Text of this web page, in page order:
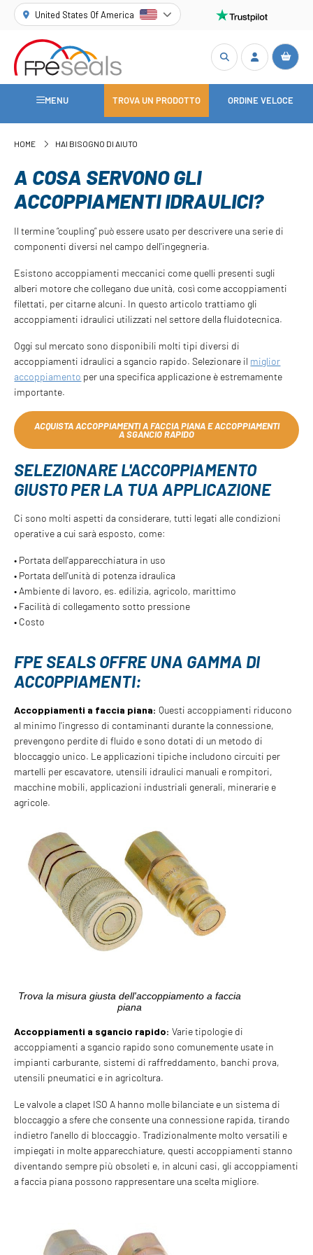
United States Of America
MENU TROVA UN PRODOTTO ORDINE VELOCE
HOME HAI BISOGNO DI AIUTO
A COSA SERVONO GLI
ACCOPPIAMENTI IDRAULICI?
Il termine “coupling” può essere usato per descrivere una serie di
componenti diversi nel campo dell'ingegneria.
Esistono accoppiamenti meccanici come quelli presenti sugli
alberi motore che collegano due unità, così come accoppiamenti
filettati, per citarne alcuni. In questo articolo trattiamo gli
accoppiamenti idraulici utilizzati nel settore della fluidotecnica.
Oggi sul mercato sono disponibili molti tipi diversi di
accoppiamenti idraulici a sgancio rapido. Selezionare il miglior
accoppiamento per una specifica applicazione è estremamente
importante.
ACQUISTA ACCOPPIAMENTI A FACCIA PIANA E ACCOPPIAMENTI
A SGANCIO RAPIDO
SELEZIONARE L'ACCOPPIAMENTO
GIUSTO PER LA TUA APPLICAZIONE
Ci sono molti aspetti da considerare, tutti legati alle condizioni
operative a cui sarà esposto, come:
• Portata dell'apparecchiatura in uso
• Portata dell'unità di potenza idraulica
• Ambiente di lavoro, es. edilizia, agricolo, marittimo
• Facilità di collegamento sotto pressione
• Costo
FPE SEALS OFFRE UNA GAMMA DI
ACCOPPIAMENTI:
Accoppiamenti a faccia piana:Questi accoppiamenti riducono
al minimo l'ingresso di contaminanti durante la connessione,
prevengono perdite di fluido e sono dotati di un metodo di
bloccaggio unico. Le applicazioni tipiche includono circuiti per
martelli per escavatore, utensili idraulici manuali e rompitori,
macchine mobili, applicazioni industriali generali, minerarie e
agricole.
Trova la misura giusta dell'accoppiamento a faccia
piana
Accoppiamenti a sgancio rapido: Varie tipologie di
accoppiamenti a sgancio rapido sono comunemente usate in
impianti carburante, sistemi di raffreddamento, banchi prova,
utensili pneumatici e in agricoltura.
Le valvole a clapet ISO A hanno molle bilanciate e un sistema di
bloccaggio a sfere che consente una connessione rapida, tirando
indietro l'anello di bloccaggio. Tradizionalmente molto versatili e
impiegati in molte apparecchiature, questi accoppiamenti stanno
diventando sempre più obsoleti e, in alcuni casi, gli accoppiamenti
a faccia piana possono rappresentare una scelta migliore.